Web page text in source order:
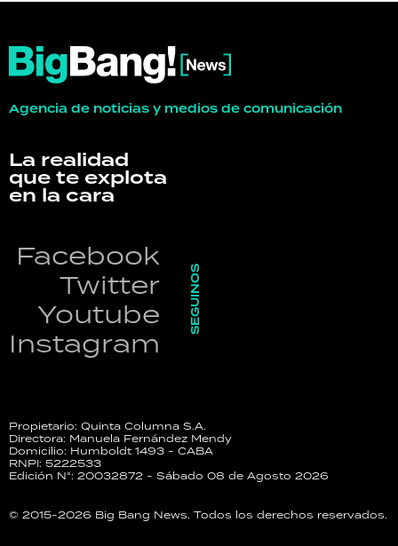
Agencia de noticias y medios de comunicación
La realidad
que te explota
en la cara
Facebook
Twitter
Youtube
Instagram
SEGUINOS
Propietario: Quinta Columna S.A.
Directora: Manuela Fernández Mendy
Domicilio: Humboldt 1493 - CABA
RNPI: 5222533
Edición N°: 20032872 - Sábado 08 de Agosto 2026
© 2015-2026 Big Bang News. Todos los derechos reservados.